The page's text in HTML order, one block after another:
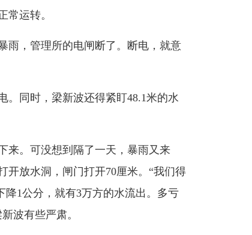
常运转。
，管理所的电闸断了。断电，就意
同时，梁新波还得紧盯48.1米的水
。可没想到隔了一天，暴雨又来
开放水洞，闸门打开70厘米。“我们得
降1公分，就有3万方的水流出。多亏
波有些严肃。